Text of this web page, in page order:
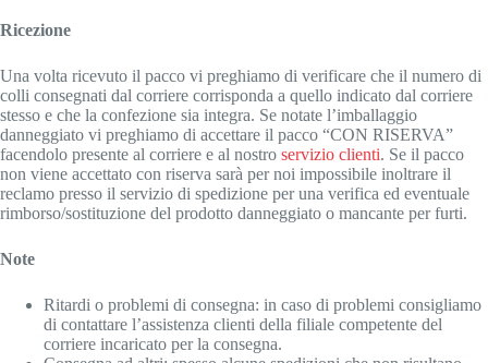
Ricezione
Una volta ricevuto il pacco vi preghiamo di verificare che il numero di
colli consegnati dal corriere corrisponda a quello indicato dal corriere
stesso e che la confezione sia integra. Se notate l’imballaggio
danneggiato vi preghiamo di accettare il pacco “CON RISERVA”
facendolo presente al corriere e al nostro servizio clienti. Se il pacco
non viene accettato con riserva sarà per noi impossibile inoltrare il
reclamo presso il servizio di spedizione per una verifica ed eventuale
rimborso/sostituzione del prodotto danneggiato o mancante per furti.
Note
Ritardi o problemi di consegna: in caso di problemi consigliamo
di contattare l’assistenza clienti della filiale competente del
corriere incaricato per la consegna.